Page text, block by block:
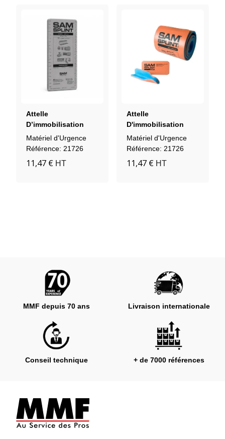
Attelle
D’immobilisation
Junior SAM SPLINT
46 Cm
Matériel d'Urgence
Référence: 21726
11,47 € HT
Attelle
D'immobilisation
SAM SPLINT 91 Cm
Matériel d'Urgence
Référence: 21726
11,47 € HT
MMF depuis 70 ans Livraison internationale
Conseil technique + de 7000 références